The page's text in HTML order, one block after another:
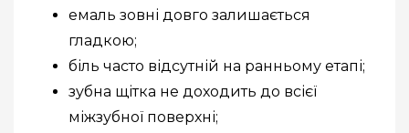
емаль зовні довго залишається
гладкою;
біль часто відсутній на ранньому етапі;
зубна щітка не доходить до всієї
міжзубної поверхні;